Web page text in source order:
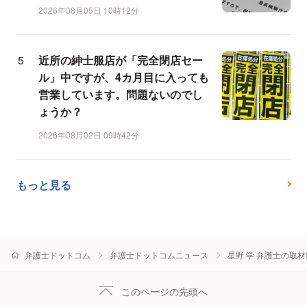
2026年08月05日 10時12分
近所の紳士服店が「完全閉店セー
ル」中ですが、4カ月目に入っても
営業しています。問題ないのでし
ょうか？
2026年08月02日 09時42分
もっと見る
弁護士ドットコム 弁護士ドットコムニュース 星野 学 弁護士の取
このページの先頭へ